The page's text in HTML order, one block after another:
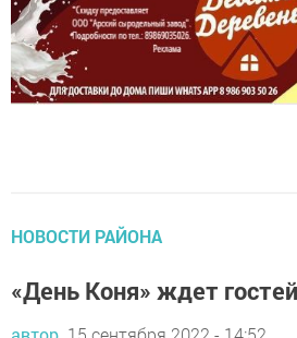
НОВОСТИ РАЙОНА
«День Коня» ждет гостей